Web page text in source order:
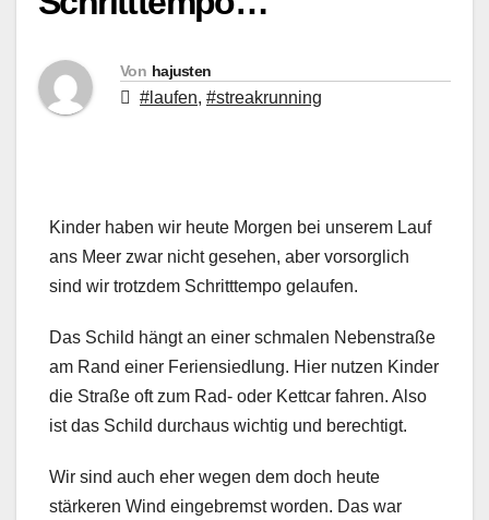
Von hajusten
#laufen, #streakrunning
Kinder haben wir heute Morgen bei unserem Lauf
ans Meer zwar nicht gesehen, aber vorsorglich
sind wir trotzdem Schritttempo gelaufen.
Das Schild hängt an einer schmalen Nebenstraße
am Rand einer Feriensiedlung. Hier nutzen Kinder
die Straße oft zum Rad- oder Kettcar fahren. Also
ist das Schild durchaus wichtig und berechtigt.
Wir sind auch eher wegen dem doch heute
stärkeren Wind eingebremst worden. Das war